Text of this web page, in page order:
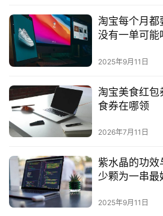
私
域
社
群
问
社
淘宝每个月都
没有一单可能
2025年9月11日
淘宝美食红包
食券在哪领
2026年7月11日
紫水晶的功效
少颗为一串最
2025年9月11日